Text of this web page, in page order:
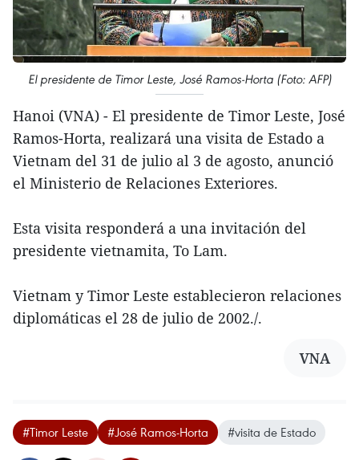
El presidente de Timor Leste, José Ramos-Horta (Foto: AFP)
Hanoi (VNA) - El presidente de Timor Leste, José
Ramos-Horta, realizará una visita de Estado a
Vietnam del 31 de julio al 3 de agosto, anunció
el Ministerio de Relaciones Exteriores.
Esta visita responderá a una invitación del
presidente vietnamita, To Lam.
Vietnam y Timor Leste establecieron relaciones
diplomáticas el 28 de julio de 2002./.
VNA
#Timor Leste #José Ramos-Horta #visita de Estado